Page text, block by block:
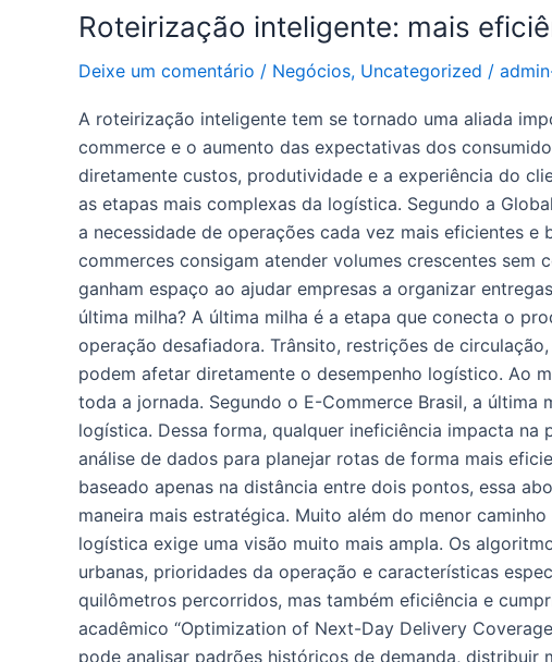
Roteirização inteligente: mais
Deixe um comentário / Negócios, Uncategorized /
A roteirização inteligente tem se tornado uma aliada
commerce e o aumento das expectativas dos
diretamente custos, produtividade e a experiência do
as etapas mais complexas da logística. Segundo a
a necessidade de operações cada vez mais eficientes
commerces consigam atender volumes crescentes
ganham espaço ao ajudar empresas a organizar
última milha? A última milha é a etapa que conecta o
operação desafiadora. Trânsito, restrições de
podem afetar diretamente o desempenho logístico. Ao
toda a jornada. Segundo o E-Commerce Brasil, a
logística. Dessa forma, qualquer ineficiência impacta
análise de dados para planejar rotas de forma mais
baseado apenas na distância entre dois pontos, essa
maneira mais estratégica. Muito além do menor
logística exige uma visão muito mais ampla. Os
urbanas, prioridades da operação e características
quilômetros percorridos, mas também eficiência e
acadêmico “Optimization of Next-Day Delivery
pode analisar padrões históricos de demanda,